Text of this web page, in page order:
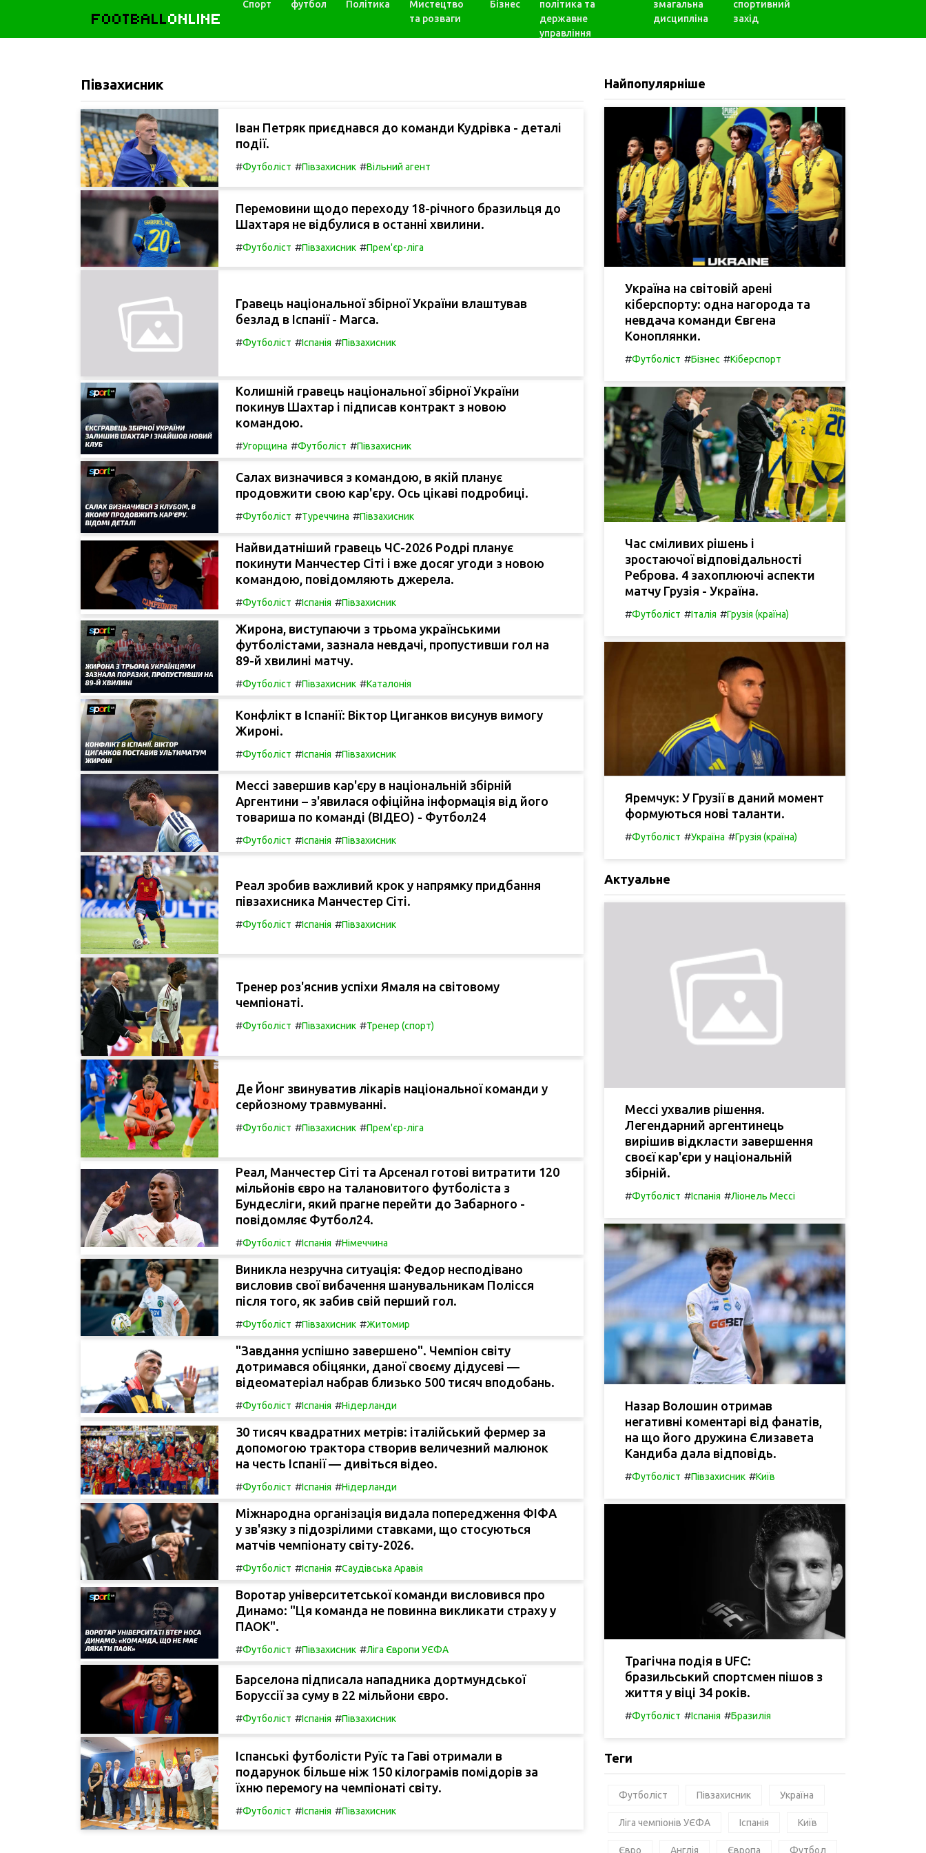
FOOTBALLONLINE
Спорт футбол Політика
Мистецтво
та розваги
Бізнес
політика та
державне
управління
змагальна
дисципліна
спортивний
захід
Півзахисник
Іван Петряк приєднався до команди Кудрівка - деталі
події.
#Футболіст #Півзахисник #Вільний агент
Перемовини щодо переходу 18-річного бразильця до
Шахтаря не відбулися в останні хвилини.
#Футболіст #Півзахисник #Прем'єр-ліга
Гравець національної збірної України влаштував
безлад в Іспанії - Marca.
#Футболіст #Іспанія #Півзахисник
Колишній гравець національної збірної України
покинув Шахтар і підписав контракт з новою
командою.
#Угорщина #Футболіст #Півзахисник
Салах визначився з командою, в якій планує
продовжити свою кар'єру. Ось цікаві подробиці.
#Футболіст #Туреччина #Півзахисник
Найвидатніший гравець ЧС-2026 Родрі планує
покинути Манчестер Сіті і вже досяг угоди з новою
командою, повідомляють джерела.
#Футболіст #Іспанія #Півзахисник
Жирона, виступаючи з трьома українськими
футболістами, зазнала невдачі, пропустивши гол на
89-й хвилині матчу.
#Футболіст #Півзахисник #Каталонія
Конфлікт в Іспанії: Віктор Циганков висунув вимогу
Жироні.
#Футболіст #Іспанія #Півзахисник
Мессі завершив кар'єру в національній збірній
Аргентини – з'явилася офіційна інформація від його
товариша по команді (ВІДЕО) - Футбол24
#Футболіст #Іспанія #Півзахисник
Реал зробив важливий крок у напрямку придбання
півзахисника Манчестер Сіті.
#Футболіст #Іспанія #Півзахисник
Тренер роз'яснив успіхи Ямаля на світовому
чемпіонаті.
#Футболіст #Півзахисник #Тренер (спорт)
Де Йонг звинуватив лікарів національної команди у
серйозному травмуванні.
#Футболіст #Півзахисник #Прем'єр-ліга
Реал, Манчестер Сіті та Арсенал готові витратити 120
мільйонів євро на талановитого футболіста з
Бундесліги, який прагне перейти до Забарного -
повідомляє Футбол24.
#Футболіст #Іспанія #Німеччина
Виникла незручна ситуація: Федор несподівано
висловив свої вибачення шанувальникам Полісся
після того, як забив свій перший гол.
#Футболіст #Півзахисник #Житомир
"Завдання успішно завершено". Чемпіон світу
дотримався обіцянки, даної своєму дідусеві —
відеоматеріал набрав близько 500 тисяч вподобань.
#Футболіст #Іспанія #Нідерланди
30 тисяч квадратних метрів: італійський фермер за
допомогою трактора створив величезний малюнок
на честь Іспанії — дивіться відео.
#Футболіст #Іспанія #Нідерланди
Міжнародна організація видала попередження ФІФА
у зв'язку з підозрілими ставками, що стосуються
матчів чемпіонату світу-2026.
#Футболіст #Іспанія #Саудівська Аравія
Воротар університетської команди висловився про
Динамо: "Ця команда не повинна викликати страху у
ПАОК".
#Футболіст #Півзахисник #Ліга Європи УЄФА
Барселона підписала нападника дортмундської
Боруссії за суму в 22 мільйони євро.
#Футболіст #Іспанія #Півзахисник
Іспанські футболісти Руїс та Гаві отримали в
подарунок більше ніж 150 кілограмів помідорів за
їхню перемогу на чемпіонаті світу.
#Футболіст #Іспанія #Півзахисник
Найпопулярніше
Україна на світовій арені
кіберспорту: одна нагорода та
невдача команди Євгена
Коноплянки.
#Футболіст #Бізнес #Кіберспорт
Час сміливих рішень і
зростаючої відповідальності
Реброва. 4 захоплюючі аспекти
матчу Грузія - Україна.
#Футболіст #Італія #Грузія (країна)
Яремчук: У Грузії в даний момент
формуються нові таланти.
#Футболіст #Україна #Грузія (країна)
Актуальне
Мессі ухвалив рішення.
Легендарний аргентинець
вирішив відкласти завершення
своєї кар'єри у національній
збірній.
#Футболіст #Іспанія #Ліонель Мессі
Назар Волошин отримав
негативні коментарі від фанатів,
на що його дружина Єлизавета
Кандиба дала відповідь.
#Футболіст #Півзахисник #Київ
Трагічна подія в UFC:
бразильський спортсмен пішов з
життя у віці 34 років.
#Футболіст #Іспанія #Бразилія
Теги
Футболіст Півзахисник Україна
Ліга чемпіонів УЄФА Іспанія Київ
Євро Англія Європа Футбол